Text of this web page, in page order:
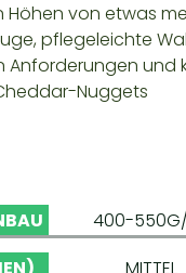
Höhen von etwas
pflegeleichte
Anforderungen und
Nuggets
400-